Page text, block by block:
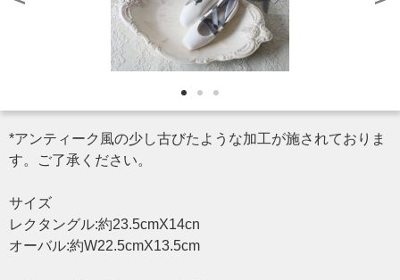
*アンティーク風の少し古びたような加工が施されておりま
す。ご了承ください。
サイズ
レクタングル:約23.5cmX14cn
オーバル:約W22.5cmX13.5cm